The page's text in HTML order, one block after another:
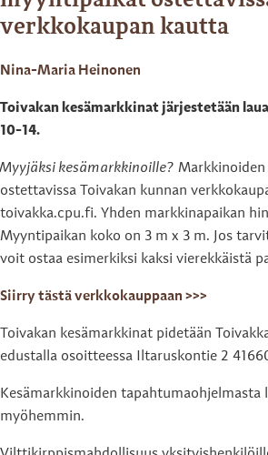
verkkokaupan kautta
Nina-Maria Heinonen
Toivakan kesämarkkinat järjestetään
10-14.
Myyjäksi kesämarkkinoille?
ostettavissa Toivakan kunnan
toivakka.cpu.fi. Yhden markkinapaikan
Myyntipaikan koko on 3 m x 3 m. Jos
voit ostaa esimerkiksi kaksi vierekkäistä
Siirry tästä verkkokauppaan >>>
Toivakan kesämarkkinat pidetään
edustalla osoitteessa Iltaruskontie 2
Kesämarkkinoiden tapahtumaohjelmasta
myöhemmin.